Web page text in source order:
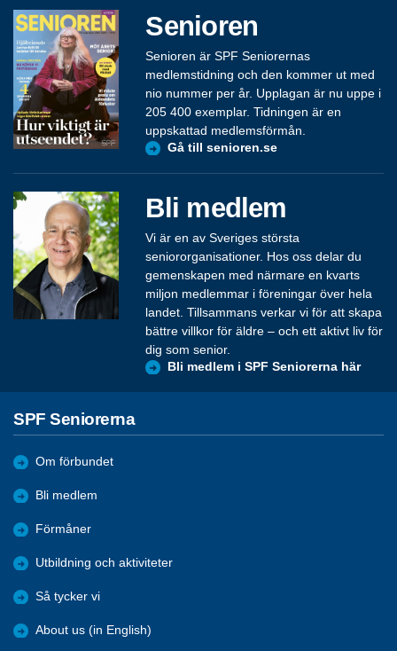
Senioren
Senioren är SPF Seniorernas
medlemstidning och den kommer ut med
nio nummer per år. Upplagan är nu uppe i
205 400 exemplar. Tidningen är en
uppskattad medlemsförmån.
Gå till senioren.se
Bli medlem
Vi är en av Sveriges största
seniororganisationer. Hos oss delar du
gemenskapen med närmare en kvarts
miljon medlemmar i föreningar över hela
landet. Tillsammans verkar vi för att skapa
bättre villkor för äldre – och ett aktivt liv för
dig som senior.
Bli medlem i SPF Seniorerna här
SPF Seniorerna
Om förbundet
Bli medlem
Förmåner
Utbildning och aktiviteter
Så tycker vi
About us (in English)